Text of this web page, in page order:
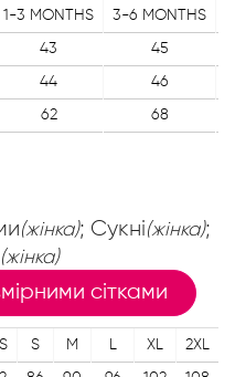
1-3 MONTHS 3-6 MONTHS
43 45
44 46
62 68
(жінка); Сукні(жінка);
(жінка)
сітками
S M L XL 2XL